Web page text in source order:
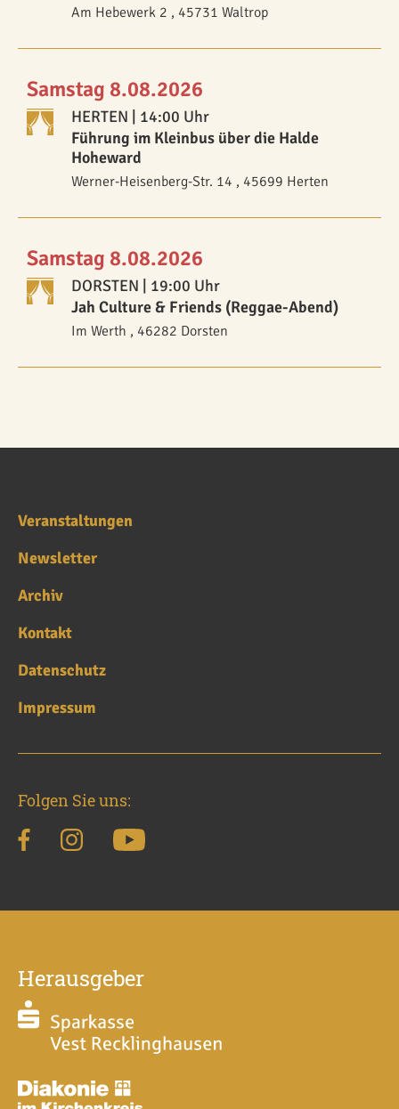
Am Hebewerk 2 , 45731 Waltrop
Samstag 8.08.2026
HERTEN | 14:00 Uhr
Führung im Kleinbus über die Halde
Hoheward
Werner-Heisenberg-Str. 14 , 45699 Herten
Samstag 8.08.2026
DORSTEN | 19:00 Uhr
Jah Culture & Friends (Reggae-Abend)
Im Werth , 46282 Dorsten
Veranstaltungen
Newsletter
Archiv
Kontakt
Datenschutz
Impressum
Folgen Sie uns:
Herausgeber